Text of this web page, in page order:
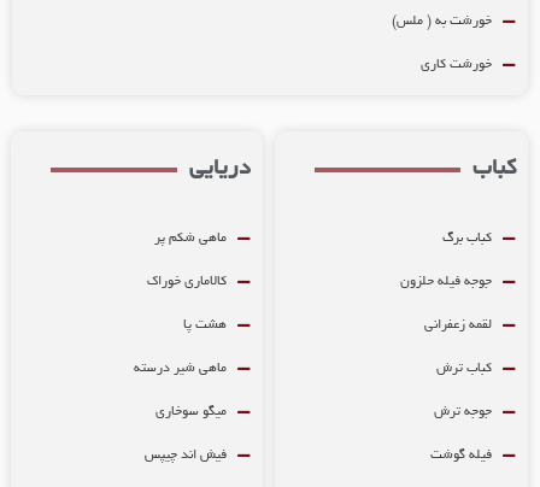
خورشت به ( ملس)
خورشت کاری
کباب برگ
جوجه فیله حلزون
لقمه زعفرانی
کباب ترش
جوجه ترش
فیله گوشت
دریایی
ماهی شکم پر
کالاماری خوراک
هشت پا
ماهی شیر درسته
میگو سوخاری
فیش اند چیپس